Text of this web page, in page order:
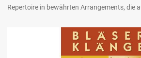
Repertoire in bewährten Arrangements, die